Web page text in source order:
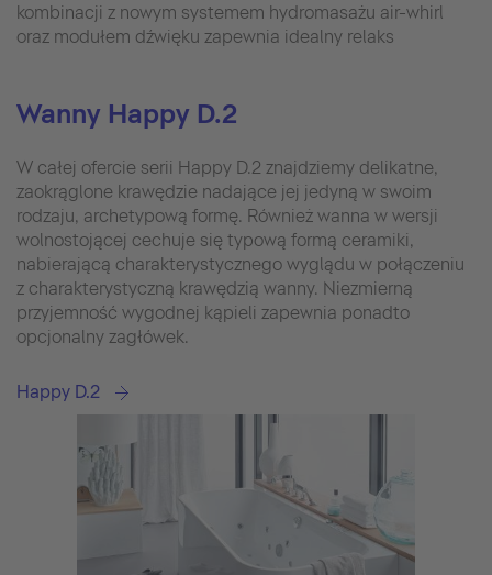
kombinacji z nowym systemem hydromasażu air-whirl
oraz modułem dźwięku zapewnia idealny relaks
Wanny Happy D.2
W całej ofercie serii Happy D.2 znajdziemy delikatne,
zaokrąglone krawędzie nadające jej jedyną w swoim
rodzaju, archetypową formę. Również wanna w wersji
wolnostojącej cechuje się typową formą ceramiki,
nabierającą charakterystycznego wyglądu w połączeniu
z charakterystyczną krawędzią wanny. Niezmierną
przyjemność wygodnej kąpieli zapewnia ponadto
opcjonalny zagłówek.
Happy D.2